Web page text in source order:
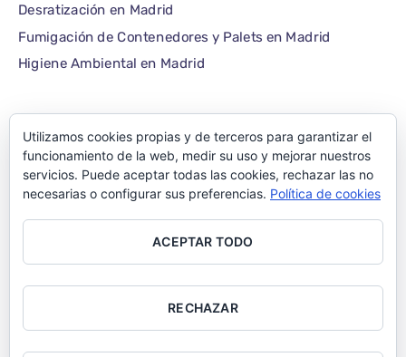
Desratización en Madrid
Fumigación de Contenedores y Palets en Madrid
Higiene Ambiental en Madrid
©1986 – 2022 — E-plagas.com
Empresa de control de
plagas de Madrid –
Todos los derechos
reservados
Utilizamos cookies propias y de terceros para garantizar el
funcionamiento de la web, medir su uso y mejorar nuestros
servicios. Puede aceptar todas las cookies, rechazar las no
necesarias o configurar sus preferencias. Política de cookies
ACEPTAR TODO
RECHAZAR